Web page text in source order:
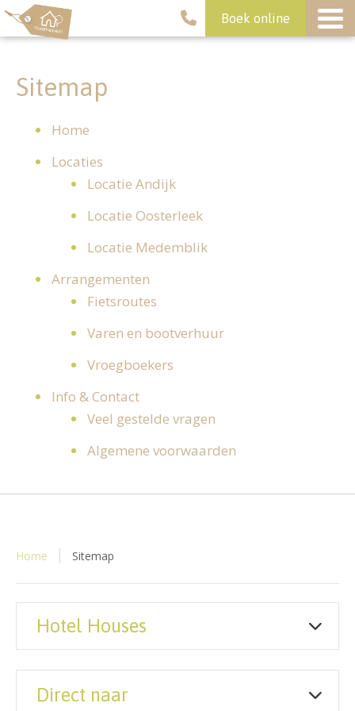
Boek online
Sitemap
Home
Locaties
Locatie Andijk
Locatie Oosterleek
Locatie Medemblik
Arrangementen
Fietsroutes
Varen en bootverhuur
Vroegboekers
Info & Contact
Veel gestelde vragen
Algemene voorwaarden
Home Sitemap
Hotel Houses
Direct naar